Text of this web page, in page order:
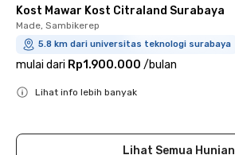
Kost Mawar Kost Citraland Surabaya
Made, Sambikerep
5.8 km dari universitas teknologi surabaya
mulai dari Rp1.900.000 /bulan
Lihat info lebih banyak
Lihat Semua Hunian